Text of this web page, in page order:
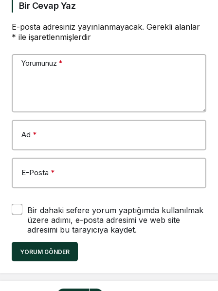
Bir Cevap Yaz
E-posta adresiniz yayınlanmayacak. Gerekli alanlar
* ile işaretlenmişlerdir
Yorumunuz *
Ad *
E-Posta *
Bir dahaki sefere yorum yaptığımda kullanılmak
üzere adımı, e-posta adresimi ve web site
adresimi bu tarayıcıya kaydet.
YORUM GÖNDER